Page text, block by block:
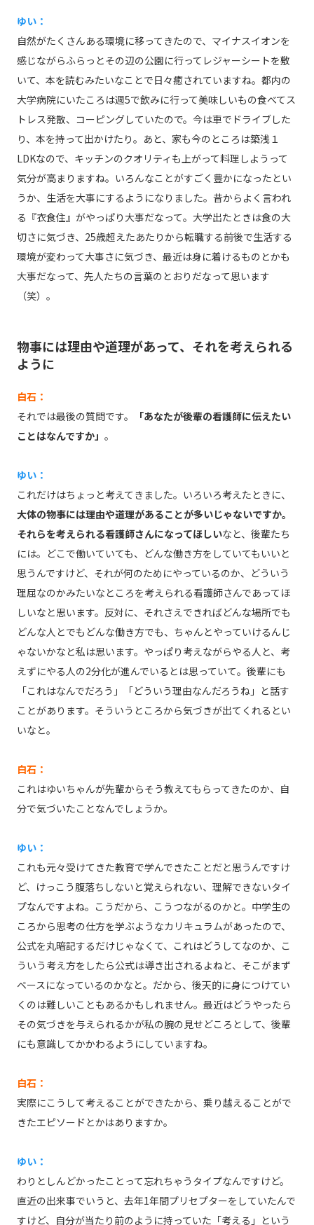
ゆい：
自然がたくさんある環境に移ってきたので、マイナスイオンを
感じながらふらっとその辺の公園に行ってレジャーシートを敷
いて、本を読むみたいなことで日々癒されていますね。都内の
大学病院にいたころは週5で飲みに行って美味しいもの食べてス
トレス発散、コーピングしていたので。今は車でドライブした
り、本を持って出かけたり。あと、家も今のところは築浅１
LDKなので、キッチンのクオリティも上がって料理しようって
気分が高まりますね。いろんなことがすごく豊かになったとい
うか、生活を大事にするようになりました。昔からよく言われ
る『衣食住』がやっぱり大事だなって。大学出たときは食の大
切さに気づき、25歳超えたあたりから転職する前後で生活する
環境が変わって大事さに気づき、最近は身に着けるものとかも
大事だなって、先人たちの言葉のとおりだなって思います
（笑）。
物事には理由や道理があって、それを考えられる
ように
白石：
それでは最後の質問です。
「あなたが後輩の看護師に伝えたい
ことはなんですか」 。
ゆい：
これだけはちょっと考えてきました。いろいろ考えたときに、
大体の物事には理由や道理があることが多いじゃないですか。
それらを考えられる看護師さんになってほしいなと、後輩たち
には。どこで働いていても、どんな働き方をしていてもいいと
思うんですけど、それが何のためにやっているのか、どういう
理屈なのかみたいなところを考えられる看護師さんであってほ
しいなと思います。反対に、それさえできればどんな場所でも
どんな人とでもどんな働き方でも、ちゃんとやっていけるんじ
ゃないかなと私は思います。やっぱり考えながらやる人と、考
えずにやる人の2分化が進んでいるとは思っていて。後輩にも
「これはなんでだろう」「どういう理由なんだろうね」と話す
ことがあります。そういうところから気づきが出てくれるとい
いなと。
白石：
これはゆいちゃんが先輩からそう教えてもらってきたのか、自
分で気づいたことなんでしょうか。
ゆい：
これも元々受けてきた教育で学んできたことだと思うんですけ
ど、けっこう腹落ちしないと覚えられない、理解できないタイ
プなんですよね。こうだから、こうつながるのかと。中学生の
ころから思考の仕方を学ぶようなカリキュラムがあったので、
公式を丸暗記するだけじゃなくて、これはどうしてなのか、こ
ういう考え方をしたら公式は導き出されるよねと、そこがまず
ベースになっているのかなと。だから、後天的に身につけてい
くのは難しいこともあるかもしれません。最近はどうやったら
その気づきを与えられるかが私の腕の見せどころとして、後輩
にも意識してかかわるようにしていますね。
白石：
実際にこうして考えることができたから、乗り越えることがで
きたエピソードとかはありますか。
ゆい：
わりとしんどかったことって忘れちゃうタイプなんですけど。
直近の出来事でいうと、去年1年間プリセプターをしていたんで
すけど、自分が当たり前のように持っていた「考える」という